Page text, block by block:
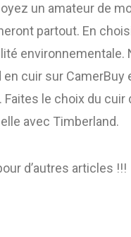
un amateur de
partout. En
environnementale.
en cuir sur
Faites le choix du
avec Timberland.
d’autres articles !!!